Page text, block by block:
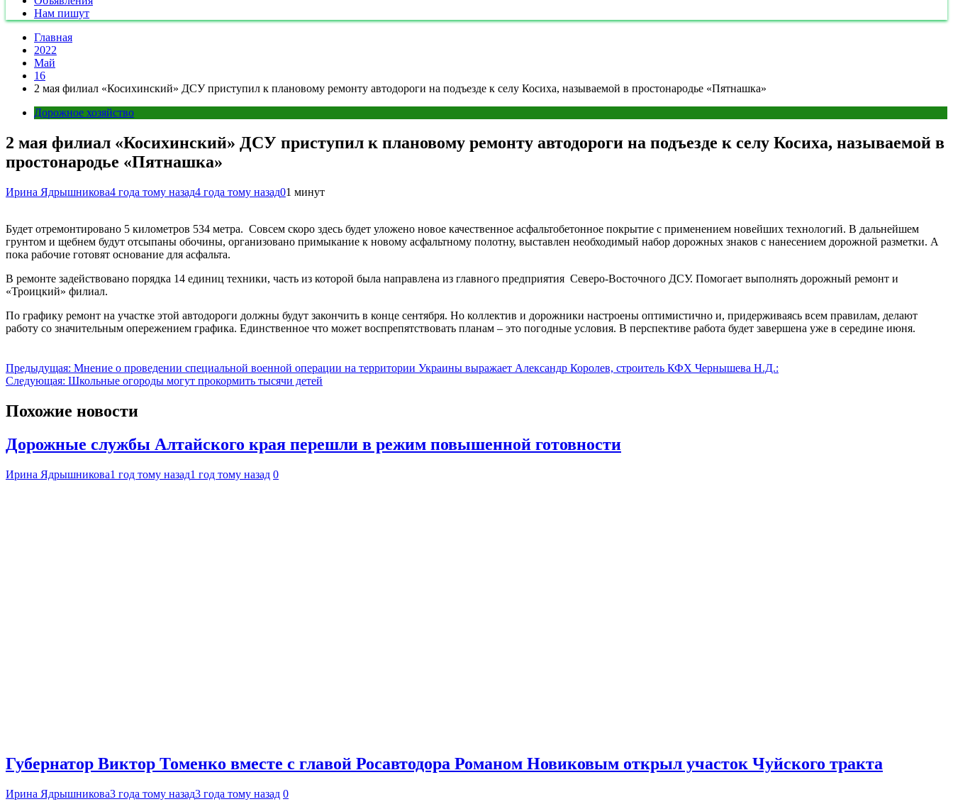
Нам пишут
Главная
2022
Май
16
2 мая филиал «Косихинский» ДСУ приступил к плановому ремонту автодороги на подъезде к селу Косиха, называемой в простонародье «Пятнашка»
Дорожное хозяйство
2 мая филиал «Косихинский» ДСУ приступил к плановому ремонту автодороги на подъезде к селу Косиха, называемой в
простонародье «Пятнашка»
Ирина Ядрышникова4 года тому назад4 года тому назад01 минут
Будет отремонтировано 5 километров 534 метра. Совсем скоро здесь будет уложено новое качественное асфальтобетонное покрытие с применением новейших технологий. В дальнейшем
грунтом и щебнем будут отсыпаны обочины, организовано примыкание к новому асфальтному полотну, выставлен необходимый набор дорожных знаков с нанесением дорожной разметки. А
пока рабочие готовят основание для асфальта.
В ремонте задействовано порядка 14 единиц техники, часть из которой была направлена из главного предприятия Северо-Восточного ДСУ. Помогает выполнять дорожный ремонт и
«Троицкий» филиал.
По графику ремонт на участке этой автодороги должны будут закончить в конце сентября. Но коллектив и дорожники настроены оптимистично и, придерживаясь всем правилам, делают
работу со значительным опережением графика. Единственное что может воспрепятствовать планам – это погодные условия. В перспективе работа будет завершена уже в середине июня.
Навигация
по
записям
Предыдущая: Мнение о проведении специальной военной операции на территории Украины выражает Александр Королев, строитель КФХ Чернышева Н.Д.:
Следующая: Школьные огороды могут прокормить тысячи детей
Похожие новости
Дорожные службы Алтайского края перешли в режим повышенной готовности
Ирина Ядрышникова1 год тому назад1 год тому назад 0
Губернатор Виктор Томенко вместе с главой Росавтодора Романом Новиковым открыл участок Чуйского тракта
Ирина Ядрышникова3 года тому назад3 года тому назад 0